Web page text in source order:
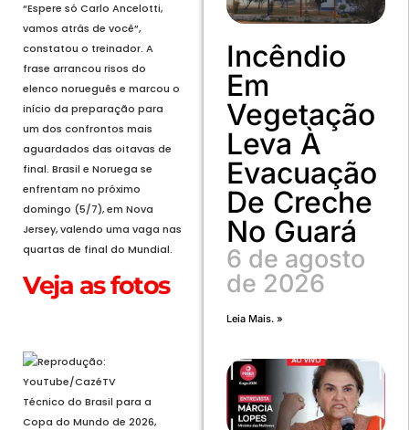
“Espere só Carlo Ancelotti,
vamos atrás de você”,
constatou o treinador. A
frase arrancou risos do
elenco norueguês e marcou o
início da preparação para
um dos confrontos mais
aguardados das oitavas de
final. Brasil e Noruega se
enfrentam no próximo
domingo (5/7), em Nova
Jersey, valendo uma vaga nas
quartas de final do Mundial.
Veja as fotos
Técnico do Brasil para a
Copa do Mundo de 2026,
Incêndio
Em
Vegetação
Leva À
Evacuação
De Creche
No Guará
6 de agosto
de 2026
Leia Mais. »